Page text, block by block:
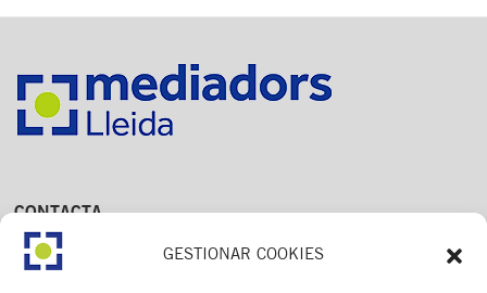
GESTIONAR COOKIES
CONTACTA
Av. Dr. Fleming, 15,
2n. 1a